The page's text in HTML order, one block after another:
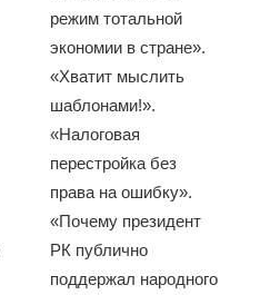
режим тотальной
экономии в стране».
«Хватит мыслить
шаблонами!».
«Налоговая
перестройка без
права на ошибку».
«Почему президент
РК публично
поддержал народного